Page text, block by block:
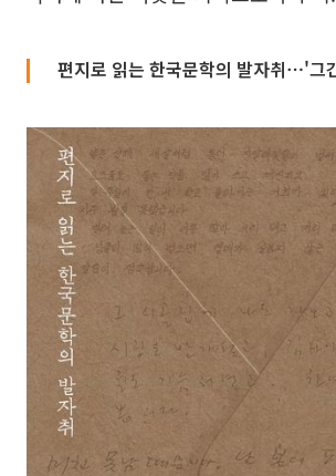
편지로 읽는 한국문학의 발자취⋯'그